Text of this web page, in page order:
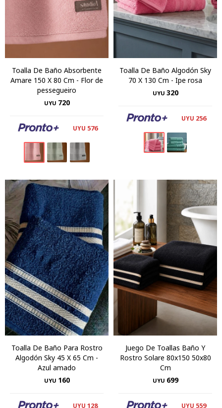
Toalla De Baño Absorbente
Amare 150 X 80 Cm - Flor de
pessegueiro
UYU 720
UYU 576
Toalla De Baño Algodón Sky
70 X 130 Cm - Ipe rosa
UYU 320
UYU 256
Toalla De Baño Para Rostro
Algodón Sky 45 X 65 Cm -
Azul amado
UYU 160
UYU 128
Juego De Toallas Baño Y
Rostro Solare 80x150 50x80
Cm
UYU 699
UYU 559